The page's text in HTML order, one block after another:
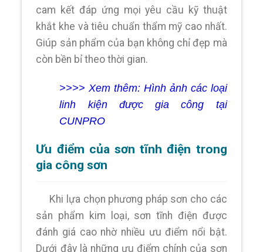
cam kết đáp ứng mọi yêu cầu kỹ thuật
khắt khe và tiêu chuẩn thẩm mỹ cao nhất.
Giúp sản phẩm của bạn không chỉ đẹp mà
còn bền bỉ theo thời gian.
>>>> Xem thêm: Hình ảnh các loại
linh kiện được gia công tại
CUNPRO
Ưu điểm của sơn tĩnh điện trong
gia công sơn
Khi lựa chọn phương pháp sơn cho các
sản phẩm kim loại, sơn tĩnh điện được
đánh giá cao nhờ nhiều ưu điểm nổi bật.
Dưới đây là những ưu điểm chính của sơn